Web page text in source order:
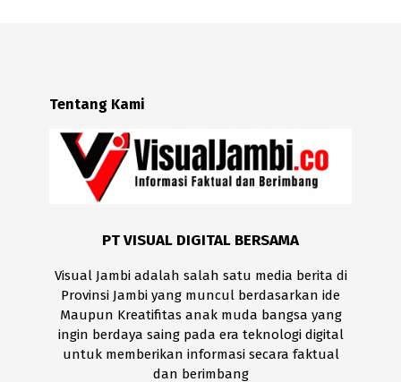
Tentang Kami
PT VISUAL DIGITAL BERSAMA
Visual Jambi adalah salah satu media berita di
Provinsi Jambi yang muncul berdasarkan ide
Maupun Kreatifitas anak muda bangsa yang
ingin berdaya saing pada era teknologi digital
untuk memberikan informasi secara faktual
dan berimbang